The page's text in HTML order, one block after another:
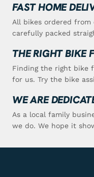
FAST HOME
All bikes ordered from
carefully packed
THE RIGHT BIKE
Finding the right bike
for us. Try the bike
WE ARE
As a local family
we do. We hope it